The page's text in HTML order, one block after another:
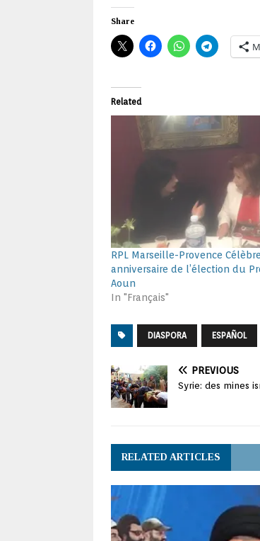
Share
Related
RPL Marseille-Provence
anniversaire de l’élection du
Aoun
In "Français"
DIASPORA ESPAÑOL
PREVIOUS
Syrie: des mines
RELATED ARTICLES